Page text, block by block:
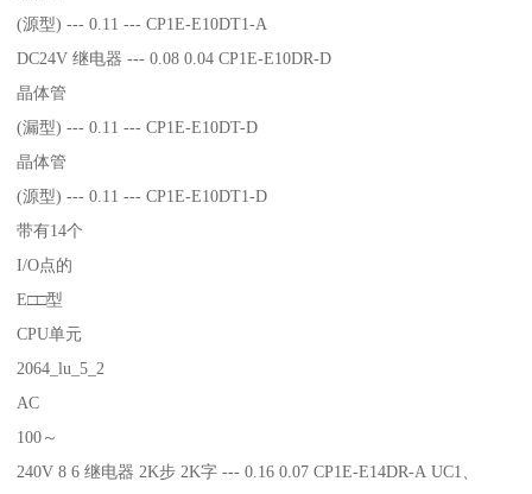
(源型) --- 0.11 --- CP1E-E10DT1-A
DC24V 继电器 --- 0.08 0.04 CP1E-E10DR-D
晶体管
(漏型) --- 0.11 --- CP1E-E10DT-D
晶体管
(源型) --- 0.11 --- CP1E-E10DT1-D
带有14个
I/O点的
E□□型
CPU单元
2064_lu_5_2
AC
100～
240V 8 6 继电器 2K步 2K字 --- 0.16 0.07 CP1E-E14DR-A UC1、